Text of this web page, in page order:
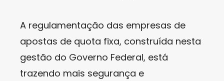
A regulamentação das empresas de
apostas de quota fixa, construída nesta
gestão do Governo Federal, está
trazendo mais segurança e